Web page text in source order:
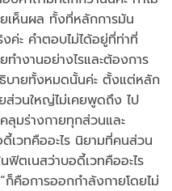
เห็นผล ทั้งที่หลักการมัน
ค่ะ คำตอบไม่ได้อยู่ที่ท่าที่
ทำงานอย่างไรและต้องการ
บายทั้งหมดนั้นค่ะ ตั้งแต่หลัก
วนใหญ่ไม่เคยพูดถึง ไป
ลุมร่างกายทุกส่วนและ
เวทคืออะไร นิยามที่คนส่วน
ฟิตเนสว่าบอดี้เวทคืออะไร
ก็คือการออกกำลังกายโดยไม่